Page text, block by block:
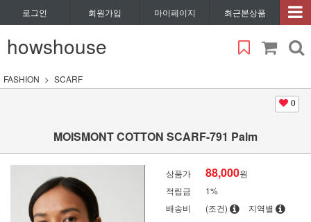
로그인 회원가입 마이페이지 최근본상품
howshouse
FASHION SCARF
0
MOISMONT COTTON SCARF-791 Palm
상품가 88,000원
적립금
1%
배송비
(조건) 지역별